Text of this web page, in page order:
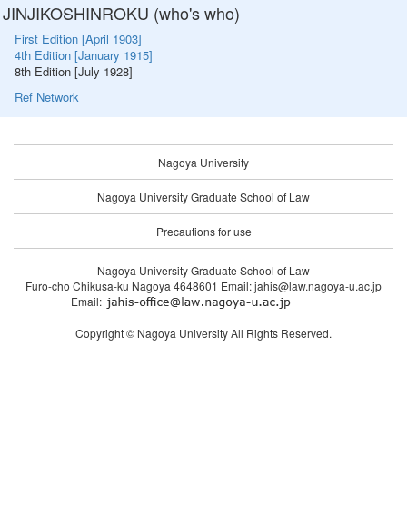
JINJIKOSHINROKU (who's who)
First Edition [April 1903]
4th Edition [January 1915]
8th Edition [July 1928]
Ref Network
Nagoya University
Nagoya University Graduate School of Law
Precautions for use
Nagoya University Graduate School of Law
Furo-cho Chikusa-ku Nagoya 4648601 Email: jahis@law.nagoya-u.ac.jp
Email:
Copyright © Nagoya University All Rights Reserved.